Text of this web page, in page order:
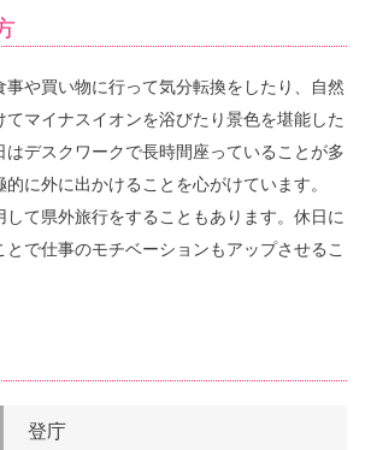
や買い物に行って気分転換をしたり、自然
てマイナスイオンを浴びたり景色を堪能した
はデスクワークで長時間座っていることが多
に外に出かけることを心がけています。
て県外旅行をすることもあります。休日に
とで仕事のモチベーションもアップさせるこ
登庁